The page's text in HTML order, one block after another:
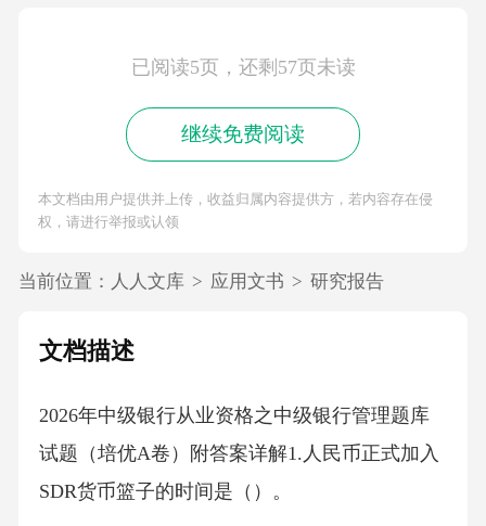
已阅读5页，还剩57页未读
继续免费阅读
本文档由用户提供并上传，收益归属内容提供方，若内容存在侵
权，请进行举报或认领
当前位置： 人人文库 > 应用文书 > 研究报告
文档描述
2026年中级银行从业资格之中级银行管理题库
试题（培优A卷）附答案详解1.人民币正式加入
SDR货币篮子的时间是（）。